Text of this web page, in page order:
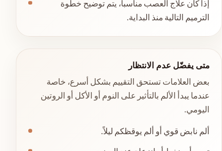
إذا كان علاج العصب مناسباً، يتم توضيح خطوة
الترميم التالية منذ البداية.
متى يفضّل عدم الانتظار
بعض العلامات تستحق التقييم بشكل أسرع، خاصة
عندما يبدأ الألم بالتأثير على النوم أو الأكل أو الروتين
اليومي.
ألم نابض قوي أو ألم يوقظكم ليلاً.